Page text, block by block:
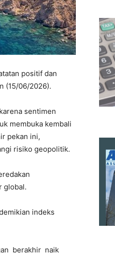
positif dan
(15/06/2026).
sentimen
membuka kembali
pekan ini,
risiko geopolitik.
global.
indeks
berakhir naik